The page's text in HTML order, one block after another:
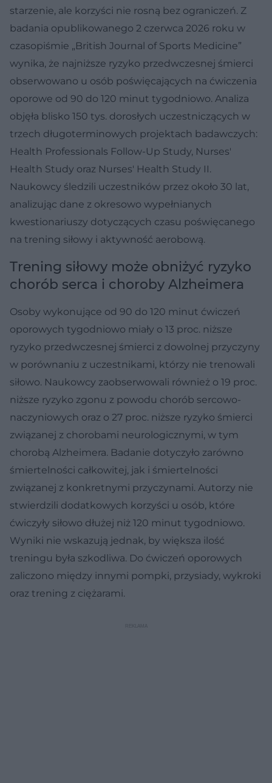
starzenie, ale korzyści nie rosną bez ograniczeń. Z
badania opublikowanego 2 czerwca 2026 roku w
czasopiśmie „British Journal of Sports Medicine”
wynika, że najniższe ryzyko przedwczesnej śmierci
obserwowano u osób poświęcających na ćwiczenia
oporowe od 90 do 120 minut tygodniowo. Analiza
objęła blisko 150 tys. dorosłych uczestniczących w
trzech długoterminowych projektach badawczych:
Health Professionals Follow-Up Study, Nurses'
Health Study oraz Nurses' Health Study II.
Naukowcy śledzili uczestników przez około 30 lat,
analizując dane z okresowo wypełnianych
kwestionariuszy dotyczących czasu poświęcanego
na trening siłowy i aktywność aerobową.
Trening siłowy może obniżyć ryzyko
chorób serca i choroby Alzheimera
Osoby wykonujące od 90 do 120 minut ćwiczeń
oporowych tygodniowo miały o 13 proc. niższe
ryzyko przedwczesnej śmierci z dowolnej przyczyny
w porównaniu z uczestnikami, którzy nie trenowali
siłowo. Naukowcy zaobserwowali również o 19 proc.
niższe ryzyko zgonu z powodu chorób sercowo-
naczyniowych oraz o 27 proc. niższe ryzyko śmierci
związanej z chorobami neurologicznymi, w tym
chorobą Alzheimera. Badanie dotyczyło zarówno
śmiertelności całkowitej, jak i śmiertelności
związanej z konkretnymi przyczynami. Autorzy nie
stwierdzili dodatkowych korzyści u osób, które
ćwiczyły siłowo dłużej niż 120 minut tygodniowo.
Wyniki nie wskazują jednak, by większa ilość
treningu była szkodliwa. Do ćwiczeń oporowych
zaliczono między innymi pompki, przysiady, wykroki
oraz trening z ciężarami.